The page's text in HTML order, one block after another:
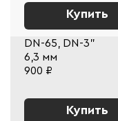
Купить
DN-65, DN-3"
6,3 мм
900 ₽
Купить